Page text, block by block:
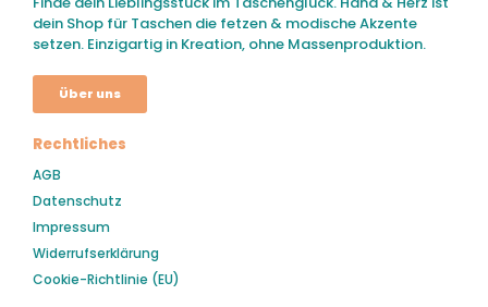
dein Shop für Taschen die fetzen & modische Akzente
setzen. Einzigartig in Kreation, ohne Massenproduktion.
Über uns
Rechtliches
AGB
Datenschutz
Impressum
Widerrufserklärung
Cookie-Richtlinie (EU)